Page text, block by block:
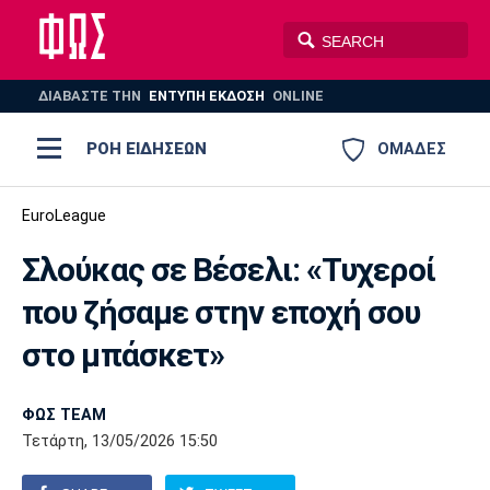
ΔΙΑΒΑΣΤΕ THN ΕΝΤΥΠΗ ΕΚΔΟΣΗ ONLINE
ΟΜΑΔΕΣ
ΡΟΗ ΕΙΔΗΣΕΩΝ
ΠΟΔΟΣΦΑΙΡΟ
AUTO-MOTO PLUS
Ποδόσφαιρο
Super League 1
Super League 2
Γ Εθνική
Ελλάδα
Μπάσκετ
Ελλάδα
Εθνική
EuroLeague
Ολυμπιακοί Αγώνες
Βόλεϊ
Πόλο
Ολυμπιακός ΑΕΚ ΠΑΟΚ
Παναθηναϊκός Ατρόμητος
EuroLeague
Σλούκας σε Βέσελι: «Τυχεροί
που ζήσαμε στην εποχή σου
στο μπάσκετ»
ΦΩΣ TEAM
Τετάρτη, 13/05/2026 15:50